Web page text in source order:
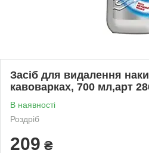
Засіб для видалення
кавоварках, 700 мл,арт
В наявності
Роздріб
209 ₴